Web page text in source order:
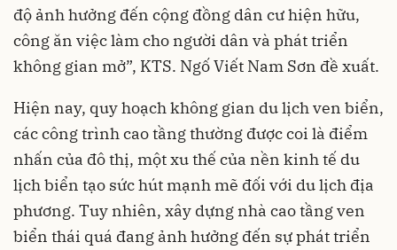
độ ảnh hưởng đến cộng đồng dân cư hiện hữu,
công ăn việc làm cho người dân và phát triển
không gian mở”, KTS. Ngố Viết Nam Sơn đề xuất.
Hiện nay, quy hoạch không gian du lịch ven biển,
các công trình cao tầng thường được coi là điểm
nhấn của đô thị, một xu thế của nền kinh tế du
lịch biển tạo sức hút mạnh mẽ đối với du lịch địa
phương. Tuy nhiên, xây dựng nhà cao tầng ven
biển thái quá đang ảnh hưởng đến sự phát triển